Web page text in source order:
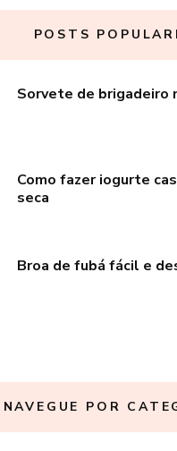
POSTS
Sorvete de brigadeiro
Como fazer iogurte
seca
Broa de fubá fácil e
NAVEGUE POR